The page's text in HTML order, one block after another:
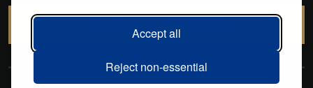
Accept all
Reject non-essential